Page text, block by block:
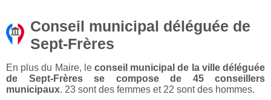
Conseil municipal déléguée de
Sept-Frères
En plus du Maire, le conseil municipal de la ville déléguée
de Sept-Frères se compose de 45 conseillers
municipaux. 23 sont des femmes et 22 sont des hommes.